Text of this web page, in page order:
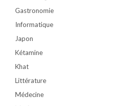
Gastronomie
Informatique
Japon
Kétamine
Khat
Littérature
Médecine